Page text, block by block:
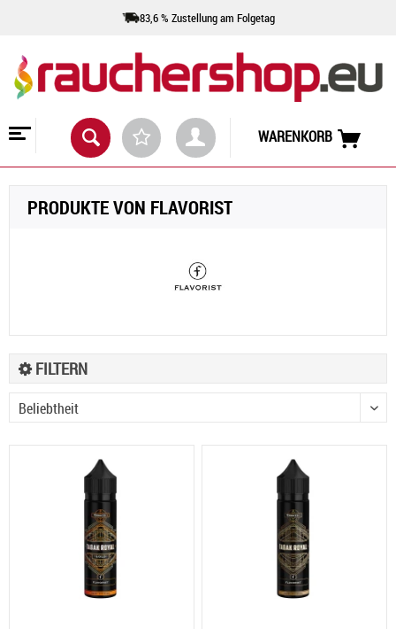
83,6 % Zustellung am Folgetag
WARENKORB
PRODUKTE VON FLAVORIST
FILTERN